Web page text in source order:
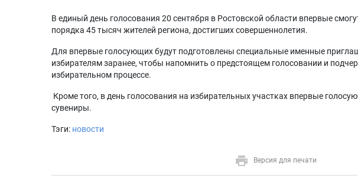
В единый день голосования 20 сентября в Ростовской области впервые
порядка 45 тысяч жителей региона, достигших совершеннолетия.
Для впервые голосующих будут подготовлены специальные именные
избирателям заранее, чтобы напомнить о предстоящем голосовании и
избирательном процессе.
Кроме того, в день голосования на избирательных участках впервые
сувениры.
Тэги: новости
Версия для печати